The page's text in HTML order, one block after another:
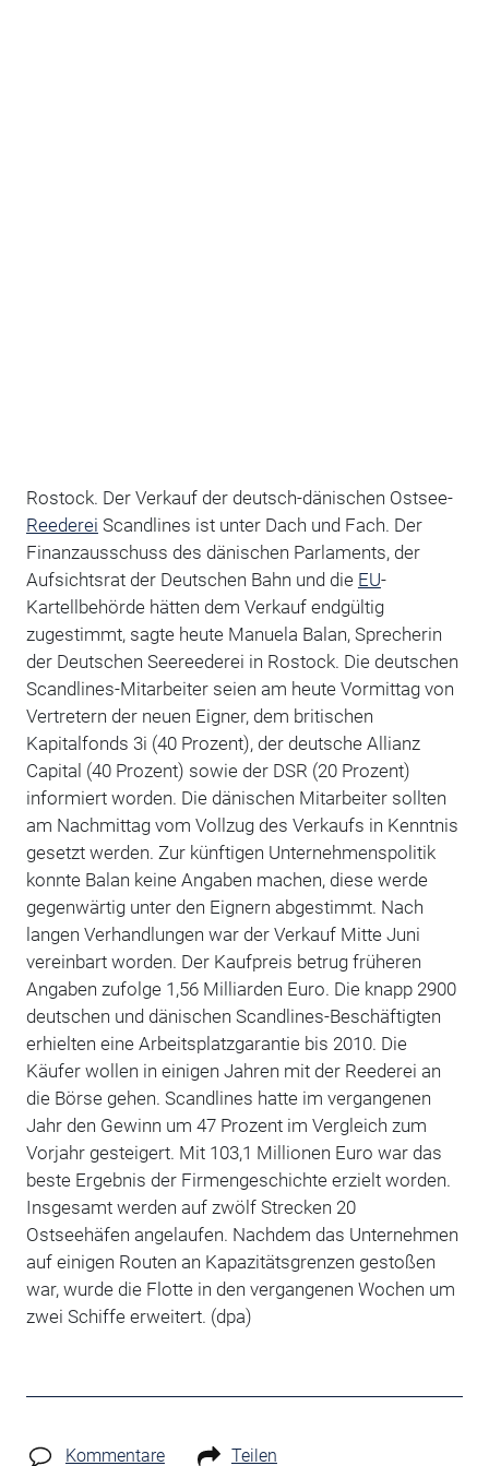
Rostock. Der Verkauf der deutsch-dänischen Ostsee-
Reederei Scandlines ist unter Dach und Fach. Der
Finanzausschuss des dänischen Parlaments, der
Aufsichtsrat der Deutschen Bahn und die EU-
Kartellbehörde hätten dem Verkauf endgültig
zugestimmt, sagte heute Manuela Balan, Sprecherin
der Deutschen Seereederei in Rostock. Die deutschen
Scandlines-Mitarbeiter seien am heute Vormittag von
Vertretern der neuen Eigner, dem britischen
Kapitalfonds 3i (40 Prozent), der deutsche Allianz
Capital (40 Prozent) sowie der DSR (20 Prozent)
informiert worden. Die dänischen Mitarbeiter sollten
am Nachmittag vom Vollzug des Verkaufs in Kenntnis
gesetzt werden. Zur künftigen Unternehmenspolitik
konnte Balan keine Angaben machen, diese werde
gegenwärtig unter den Eignern abgestimmt. Nach
langen Verhandlungen war der Verkauf Mitte Juni
vereinbart worden. Der Kaufpreis betrug früheren
Angaben zufolge 1,56 Milliarden Euro. Die knapp 2900
deutschen und dänischen Scandlines-Beschäftigten
erhielten eine Arbeitsplatzgarantie bis 2010. Die
Käufer wollen in einigen Jahren mit der Reederei an
die Börse gehen. Scandlines hatte im vergangenen
Jahr den Gewinn um 47 Prozent im Vergleich zum
Vorjahr gesteigert. Mit 103,1 Millionen Euro war das
beste Ergebnis der Firmengeschichte erzielt worden.
Insgesamt werden auf zwölf Strecken 20
Ostseehäfen angelaufen. Nachdem das Unternehmen
auf einigen Routen an Kapazitätsgrenzen gestoßen
war, wurde die Flotte in den vergangenen Wochen um
zwei Schiffe erweitert. (dpa)
Kommentare Teilen